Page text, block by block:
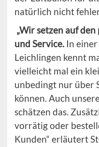
natürlich nicht
„Wir setzen auf
und Service. In
Leichlingen kennt
vielleicht mal ein
unbedingt nur über
können. Auch
schätzen das.
vorrätig oder
Kunden“ erläutert